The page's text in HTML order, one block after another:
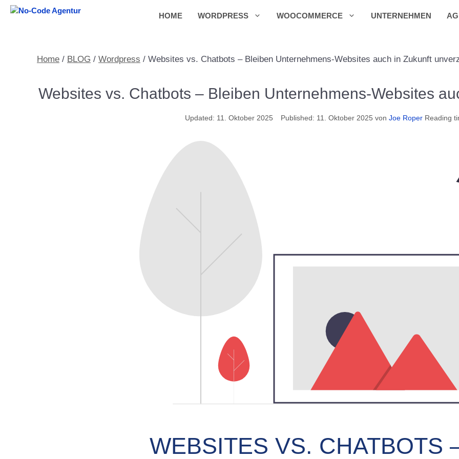
Zum
HOME WORDPRESS WOOCOMMERCE UNTERNEHMEN
Home / BLOG / Wordpress / Websites vs. Chatbots – Bleiben Unternehmens-Websites auch in Zukunft
Websites vs. Chatbots – Bleiben Unternehmens-Websites
11. Oktober 2025 11. Oktober 2025 von Joe Roper Reading
WEBSITES VS. CHATBOTS